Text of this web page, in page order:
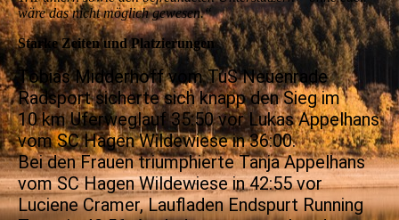
wäre das nicht möglich gewesen.“
Starke Zeiten und Platzierungen
Tobias Midderhoff vom TuS Neuenrade
Radsport sicherte sich knapp den Sieg im
10 km Uferweglauf 35:50 vor Lukas Appelhans
vom SC Hagen Wildewiese in 36:00.
Bei den Frauen triumphierte Tanja Appelhans
vom SC Hagen Wildewiese in 42:55 vor
Luciene Cramer, Laufladen Endspurt Running